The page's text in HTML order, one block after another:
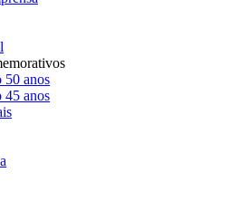
50 anos
45 anos